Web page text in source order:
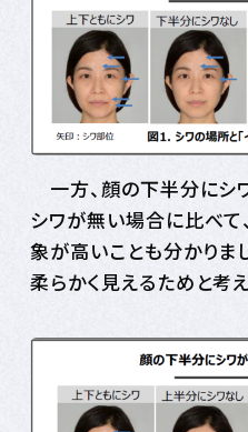
一方、顔の下半分にシ
シワが無い場合に比べて
象が高いことも分かりま
柔らかく見えるためと考